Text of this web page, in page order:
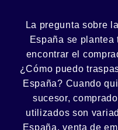
La pregunta sobre
España se plantea
encontrar el
¿Cómo puedo
España? Cuando
sucesor,
utilizados son
España, venta de